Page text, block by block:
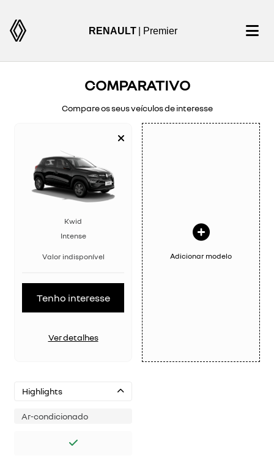
RENAULT | Premier
COMPARATIVO
Compare os seus veículos de interesse
Kwid
Intense
Valor indisponível
Tenho interesse
Ver detalhes
Adicionar modelo
Highlights
Ar-condicionado